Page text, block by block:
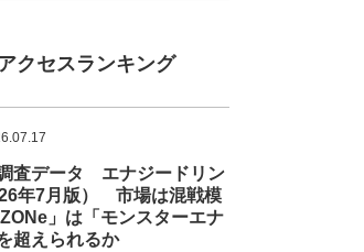
クセスランキング
査データ エナジードリン
年7月版） 市場は混戦模
」は「モンスターエナ
超えられるか